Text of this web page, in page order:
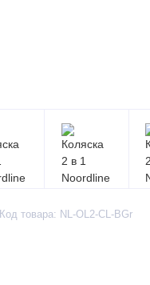
Код товара: NL-OL2-CL-BGr